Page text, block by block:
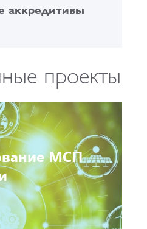
аккредитивы
проекты
МСП